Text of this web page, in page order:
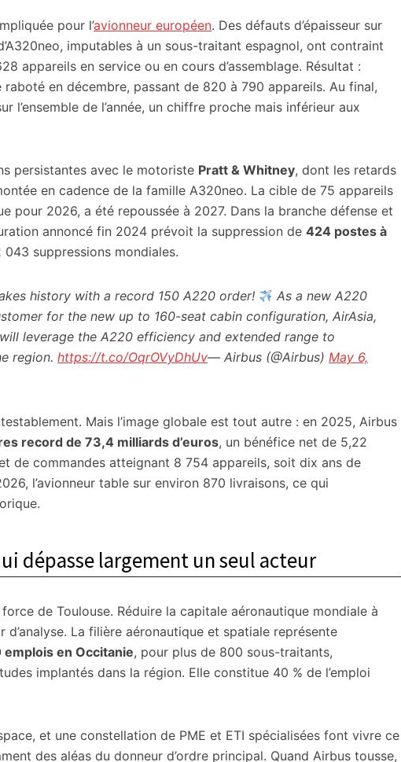
pour l’avionneur européen. Des défauts d’épaisseur sur
imputables à un sous-traitant espagnol, ont contraint
appareils en service ou en cours d’assemblage. Résultat :
raboté en décembre, passant de 820 à 790 appareils. Au final,
l’ensemble de l’année, un chiffre proche mais inférieur aux
persistantes avec le motoriste Pratt & Whitney, dont les retards
en cadence de la famille A320neo. La cible de 75 appareils
pour 2026, a été repoussée à 2027. Dans la branche défense et
annoncé fin 2024 prévoit la suppression de 424 postes à
suppressions mondiales.
history with a record 150 A220 order!
As a new A220
for the new up to 160-seat cabin configuration, AirAsia,
leverage the A220 efficiency and extended range to
region. https://t.co/OqrOVyDhUv— Airbus (@Airbus) May 6,
Mais l’image globale est tout autre : en 2025, Airbus
record de 73,4 milliards d’euros, un bénéfice net de 5,22
de commandes atteignant 8 754 appareils, soit dix ans de
l’avionneur table sur environ 870 livraisons, ce qui
dépasse largement un seul acteur
de Toulouse. Réduire la capitale aéronautique mondiale à
d’analyse. La filière aéronautique et spatiale représente
en Occitanie, pour plus de 800 sous-traitants,
implantés dans la région. Elle constitue 40 % de l’emploi
et une constellation de PME et ETI spécialisées font vivre ce
des aléas du donneur d’ordre principal. Quand Airbus tousse,